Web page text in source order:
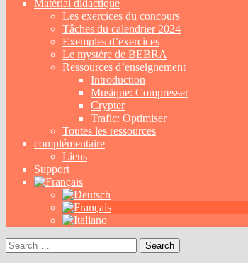
Matérial didactique
Les exercices du concours
Tâches du calendrier 2024
Exemples d’exercices
Le mystère de BEBRA
Ressources d’enseignement
Introduction
Musique: Compresser
Crypter
Trafic: Optimiser
Toutes les ressources
complémentaire
Liens
Support
Search
for: